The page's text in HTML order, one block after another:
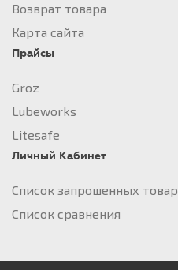
Возврат товара
Карта сайта
Прайсы
Groz
Lubeworks
Litesafe
Личный Кабинет
Список запрошенных
Список сравнения